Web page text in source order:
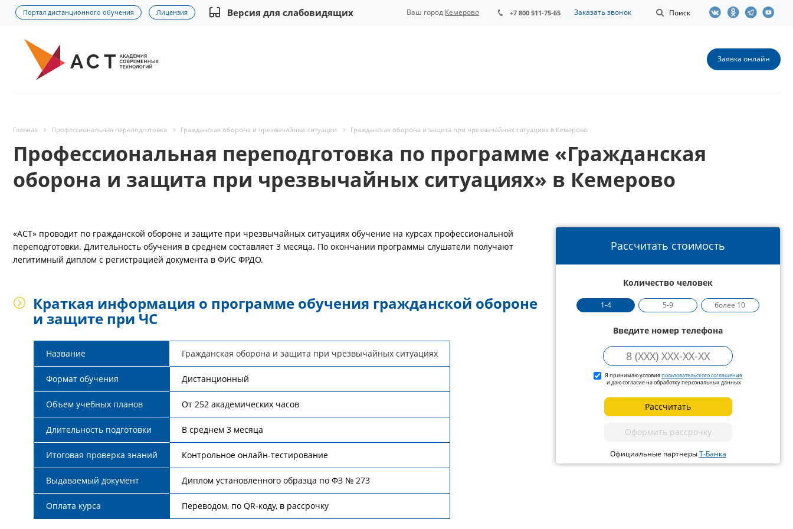
Портал дистанционного обучения Лицензия Версия для слабовидящих Поиск
+7 800 511-75-65 Заказать звонок
Ваш город:Кемерово
Заявка онлайн
Главная Профессиональная переподготовка Гражданская оборона и чрезвычайные ситуации Гражданская оборона и защита при чрезвычайных ситуациях в Кемерово
Профессиональная переподготовка по программе «Гражданская
оборона и защита при чрезвычайных ситуациях» в Кемерово
Рассчитать стоимость
Количество человек
1-4 5-9 более 10
Введите номер телефона
Я принимаю условияпользовательского соглашения
и даю согласие на обработку персональных данных
Рассчитать
Оформить рассрочку
Официальные партнерыТ-Банка
«АСТ» проводит по гражданской обороне и защите при чрезвычайных ситуациях обучение на курсах профессиональной
переподготовки. Длительность обучения в среднем составляет 3 месяца. По окончании программы слушатели получают
легитимный диплом с регистрацией документа в ФИС ФРДО.
Краткая информация о программе обучения гражданской обороне
и защите при ЧС
Название Гражданская оборона и защита при чрезвычайных ситуациях
Формат обучения Дистанционный
Объем учебных планов От 252 академических часов
Длительность подготовки В среднем 3 месяца
Итоговая проверка знаний Контрольное онлайн-тестирование
Выдаваемый документ Диплом установленного образца по ФЗ № 273
Оплата курса Переводом, по QR-коду, в рассрочку